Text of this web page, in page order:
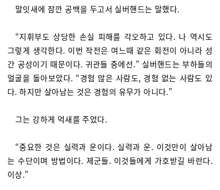
말잇새에 잠깐 공백을 두고서 실버핸드는 말했다.
“지휘부도 상당한 손실 피해를 각오하고 있다. 나 역시도
그렇게 생각한다. 이번 작전은 여느때 같은 회전이 아니라 성
간 공성이기 때문이다. 귀관들 중에선.” 실버핸드는 부하들의
얼굴을 돌아보았다. “경험 많은 사람도, 경험 없는 사람도 있
다. 하지만 살아남는 것은 경험의 유무가 아니다.”
그는 강하게 억새를 주었다.
“중요한 것은 실력과 운이다. 실력과 운. 이것만이 살아남
는 수단이며 방법이다. 제군들. 이것들에게 가호받길 바란다.
이상.”